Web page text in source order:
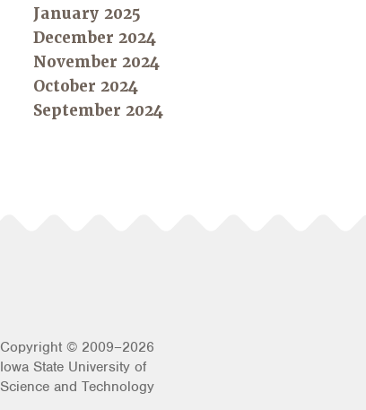
January 2025
December 2024
November 2024
October 2024
September 2024
Copyright © 2009–2026
Iowa State University of
Science and Technology